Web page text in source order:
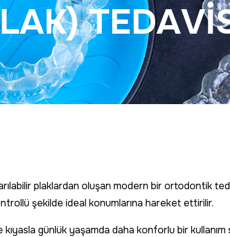
LAK) TEDAVİ
plaklardan oluşan modern bir ortodontik
şekilde ideal konumlarına hareket ettirilir.
günlük yaşamda daha konforlu bir kullanım